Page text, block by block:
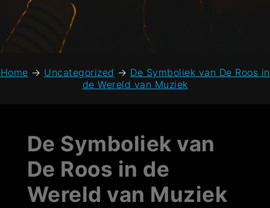
Home → Uncategorized → De Symboliek van De Roos in
de Wereld van Muziek
De Symboliek van
De Roos in de
Wereld van Muziek